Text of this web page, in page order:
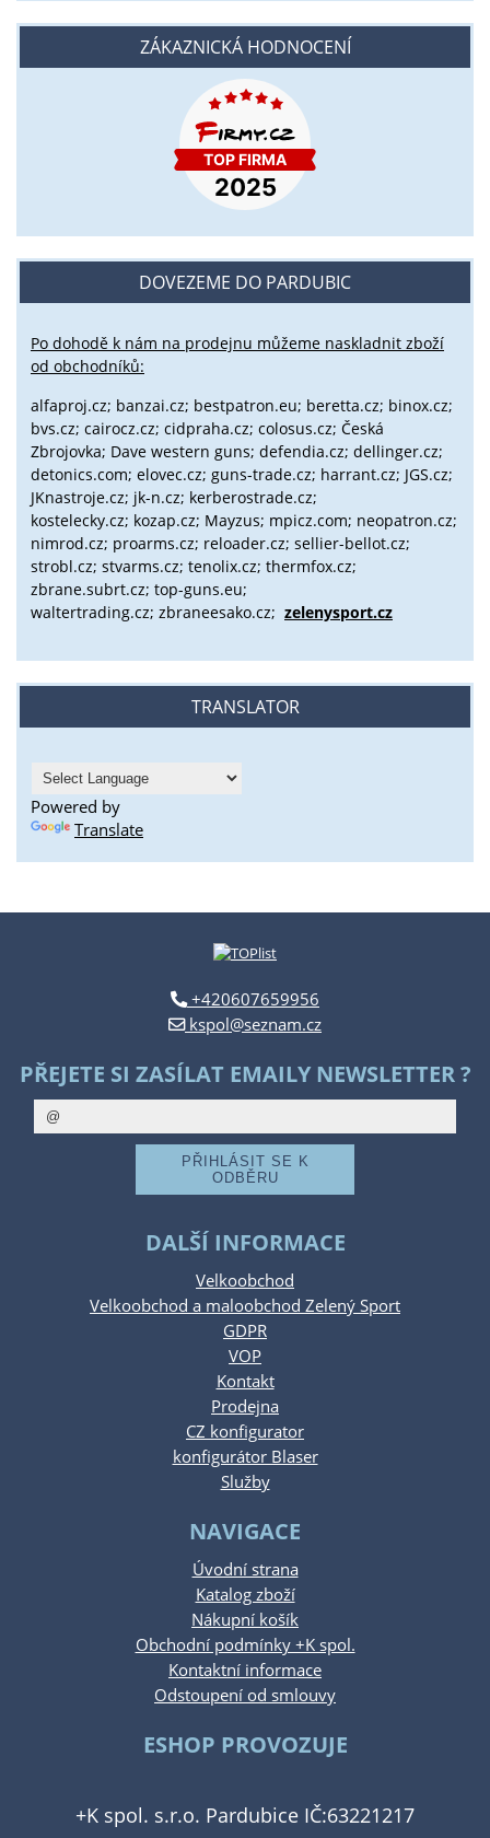
ZÁKAZNICKÁ HODNOCENÍ
DOVEZEME DO PARDUBIC
Po dohodě k nám na prodejnu můžeme naskladnit zboží
od obchodníků:
alfaproj.cz; banzai.cz; bestpatron.eu; beretta.cz; binox.cz;
bvs.cz; cairocz.cz; cidpraha.cz; colosus.cz; Česká
Zbrojovka; Dave western guns; defendia.cz; dellinger.cz;
detonics.com; elovec.cz; guns-trade.cz; harrant.cz; JGS.cz;
JKnastroje.cz; jk-n.cz; kerberostrade.cz;
kostelecky.cz; kozap.cz; Mayzus; mpicz.com; neopatron.cz;
nimrod.cz; proarms.cz; reloader.cz; sellier-bellot.cz;
strobl.cz; stvarms.cz; tenolix.cz; thermfox.cz;
zbrane.subrt.cz; top-guns.eu;
waltertrading.cz; zbraneesako.cz; zelenysport.cz
TRANSLATOR
Powered by
Translate
+420607659956
kspol@seznam.cz
PŘEJETE SI ZASÍLAT EMAILY NEWSLETTER ?
DALŠÍ INFORMACE
Velkoobchod
Velkoobchod a maloobchod Zelený Sport
GDPR
VOP
Kontakt
Prodejna
CZ konfigurator
konfigurátor Blaser
Služby
NAVIGACE
Úvodní strana
Katalog zboží
Nákupní košík
Obchodní podmínky +K spol.
Kontaktní informace
Odstoupení od smlouvy
ESHOP PROVOZUJE
+K spol. s.r.o. Pardubice IČ:63221217